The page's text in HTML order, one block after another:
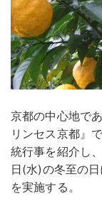
京都の中心地で
リンセス京都』
統行事を紹介し
日(水)の冬至の
を実施する。